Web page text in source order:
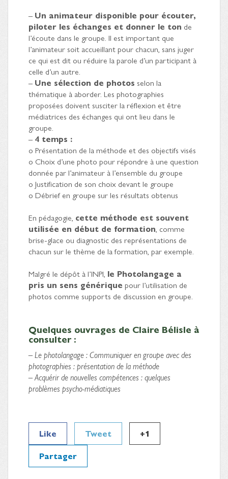
– Un animateur disponible pour écouter,
piloter les échanges et donner le ton de
l’écoute dans le groupe. Il est important que
l’animateur soit accueillant pour chacun, sans juger
ce qui est dit ou réduire la parole d’un participant à
celle d’un autre.
– Une sélection de photos selon la
thématique à aborder. Les photographies
proposées doivent susciter la réflexion et être
médiatrices des échanges qui ont lieu dans le
groupe.
– 4 temps :
o Présentation de la méthode et des objectifs visés
o Choix d’une photo pour répondre à une question
donnée par l’animateur à l’ensemble du groupe
o Justification de son choix devant le groupe
o Débrief en groupe sur les résultats obtenus
En pédagogie, cette méthode est souvent
utilisée en début de formation , comme
brise-glace ou diagnostic des représentations de
chacun sur le thème de la formation, par exemple.
Malgré le dépôt à l’INPI, le Photolangage a
pris un sens générique pour l’utilisation de
photos comme supports de discussion en groupe.
Quelques ouvrages de Claire Bélisle à
consulter :
– Le photolangage : Communiquer en groupe avec des
photographies : présentation de la méthode
– Acquérir de nouvelles compétences : quelques
problèmes psycho-médiatiques
Like Tweet
+1
Partager